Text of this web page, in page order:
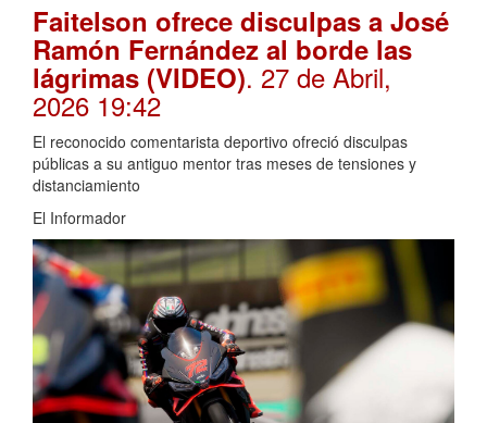
Faitelson ofrece disculpas a José
Ramón Fernández al borde las
lágrimas (VIDEO). 27 de Abril,
2026 19:42
El reconocido comentarista deportivo ofreció disculpas
públicas a su antiguo mentor tras meses de tensiones y
distanciamiento
El Informador